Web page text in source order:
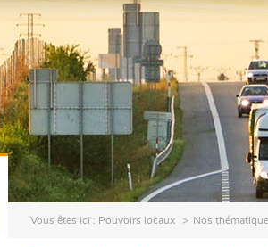
Vous êtes ici : Pouvoirs locaux Nos